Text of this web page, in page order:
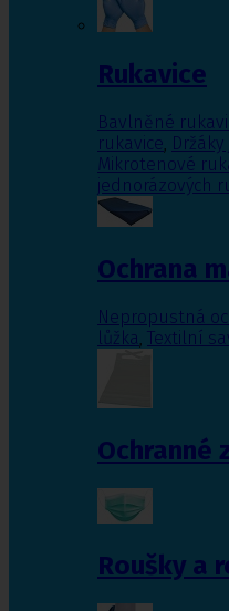
Rukavice
Bavlněné
rukavice,
Mikrotenové
jednorázových
Ochrana
Nepropustná
lůžka, Textilní
Ochranné
Roušky a